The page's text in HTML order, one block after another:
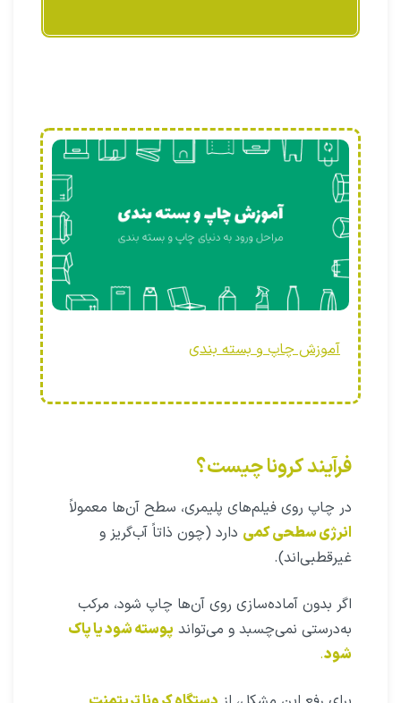
آموزش چاپ و بسته بندی
فرآیند کرونا چیست؟
در چاپ روی فیلم‌های پلیمری، سطح آن‌ها معمولاً
انرژی سطحی کمی دارد (چون ذاتاً آب‌گریز و
غیرقطبی‌اند).
اگر بدون آماده‌سازی روی آن‌ها چاپ شود، مرکب
به‌درستی نمی‌چسبد و می‌تواند پوسته شود یا پاک
شود.